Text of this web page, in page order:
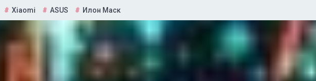
Xiaomi ASUS Илон Маск